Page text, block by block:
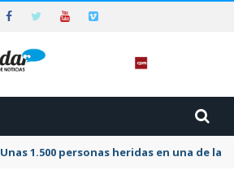
Unas 1.500 personas heridas en una de